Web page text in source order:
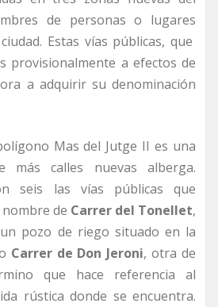
de personas o lugares
Estas vías públicas, que
provisionalmente a efectos de
a adquirir su denominación
Mas del Jutge II es una
más calles nuevas alberga.
seis las vías públicas que
de Carrer del Tonellet,
pozo de riego situado en la
Carrer de Don Jeroni, otra de
que hace referencia al
rústica donde se encuentra.